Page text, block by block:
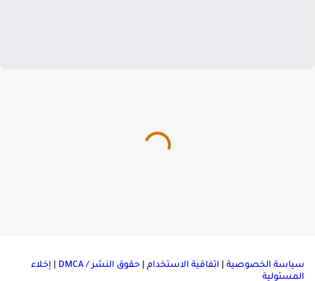
الخصوصية|اتفاقية الاستخدام|حقوق النشر / DMCA |إخلاء